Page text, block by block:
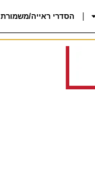
הסדרי ראייה/משמורת